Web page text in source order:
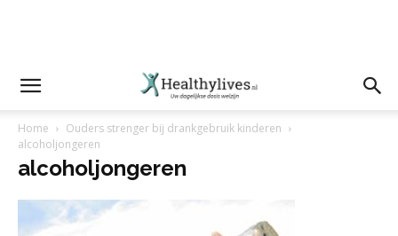
Home
Ouders strenger bij drankgebruik kinderen
alcoholjongeren
alcoholjongeren